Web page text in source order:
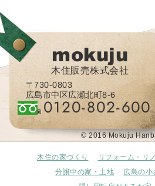
mokuju
木住販売株式会社
〒730-0803
広島市中区広瀬北町8-6
0120-802-600
© 2016 Mokuju
木住の家づくり リフォーム・リ
分譲中の家・土地 広島の小